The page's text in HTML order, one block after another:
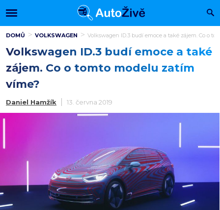
DOMŮ VOLKSWAGEN Volkswagen ID.3 budí emoce a také zájem. Co o
Volkswagen ID.3 budí emoce a také
zájem. Co o tomto modelu zatím
víme?
Daniel Hamžík 13. června 2019